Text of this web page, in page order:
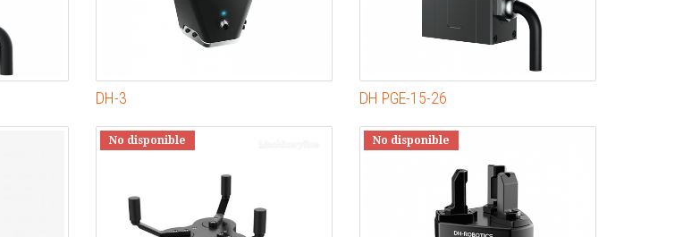
DH-3 DH PGE-15-26
No disponible No disponible